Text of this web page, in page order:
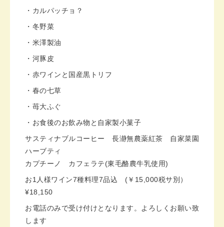
・カルパッチョ？
・冬野菜
・米澤製油
・河豚皮
・赤ワインと国産黒トリフ
・春の七草
・苺大ふぐ
・お食後のお飲み物と自家製小菓子
サスティナブルコーヒー 長瀞無農薬紅茶 自家菜園
ハーブティ
カプチーノ カフェラテ(東毛酪農牛乳使用)
お1人様ワイン7種料理7品込 (￥15,000税サ別）
¥18,150
お電話のみで受け付けとなります。よろしくお願い致
します